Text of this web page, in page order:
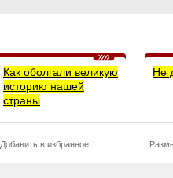
Как оболгали великую
историю нашей
страны
Не
Добавить в избранное